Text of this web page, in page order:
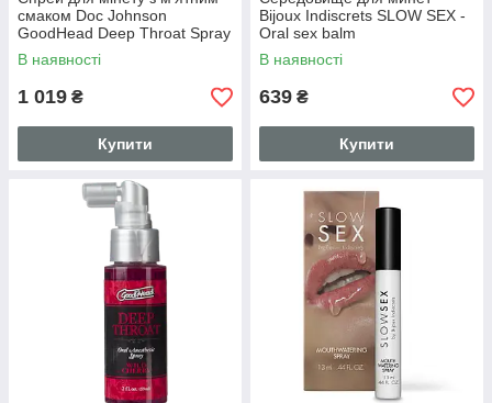
смаком Doc Johnson
GoodHead Deep Throat Spray
– Mystical Mint, 59 мл
(SO2799)
В наявності
1 019 ₴
Купити
Bijoux Indiscrets SLOW SEX -
Oral sex balm
В наявності
639 ₴
Купити